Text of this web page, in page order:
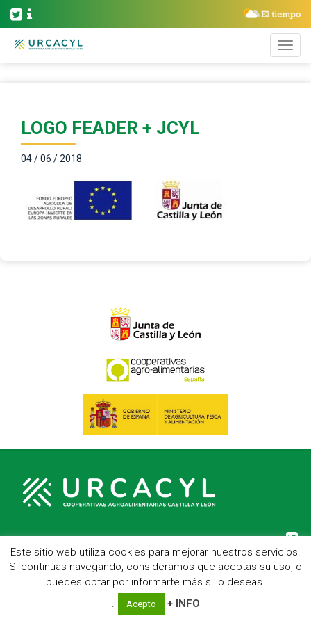
LOGO FEADER + JCYL
04 / 06 / 2018
C/ Hípica, 1, entreplanta - 47007 Valladolid
Telf.: 983 23 95 15 - Fax: 983 22 23 56 -Aviso Legal
Este sitio web utiliza cookies para mejorar nuestros servicios.
Si continúas navegando, consideramos que aceptas su uso, o
puedes optar por informarte más si lo deseas.
.
Acepto + INFO